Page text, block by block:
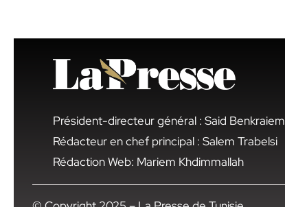
Président-directeur général : Said Benkraiem
Rédacteur en chef principal : Salem Trabelsi
Rédaction Web: Mariem Khdimmallah